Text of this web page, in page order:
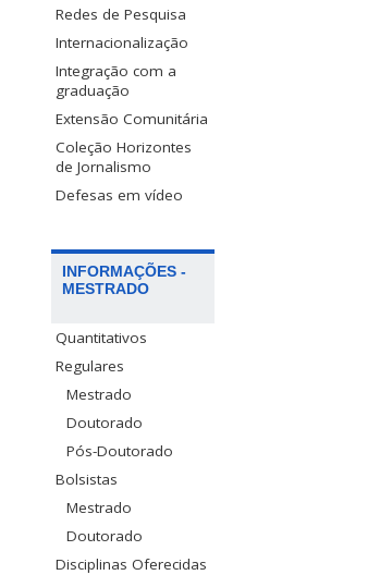
Redes de Pesquisa
Internacionalização
Integração com a
graduação
Extensão Comunitária
Coleção Horizontes
de Jornalismo
Defesas em vídeo
INFORMAÇÕES -
MESTRADO
Quantitativos
Regulares
Mestrado
Doutorado
Pós-Doutorado
Bolsistas
Mestrado
Doutorado
Disciplinas Oferecidas